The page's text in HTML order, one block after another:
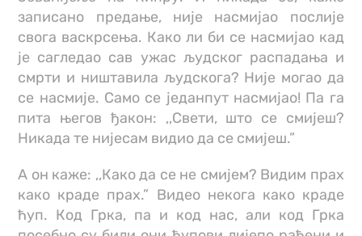
записано предање, није насмијао послије
свога васкрсења. Како ли би се насмијао кад
је сагледао сав ужас људског распадања и
смрти и ништавила људскога? Није могао да
се насмије. Само се једанпут насмијао! Па га
пита његов ђакон: ,,Свети, што се смијеш?
Никада те нијесам видио да се смијеш.”
А он каже: ,,Како да се не смијем? Видим прах
како краде прах.” Видео некога како краде
ћуп. Код Грка, па и код нас, али код Грка